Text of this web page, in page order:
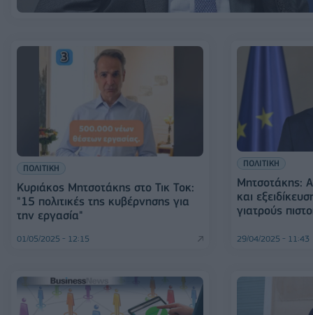
ΠΟΛΙΤΙΚΗ
Κυριάκος Μητσοτάκης στο Τικ Τοκ:
"15 πολιτικές της κυβέρνησης για
την εργασία"
01/05/2025 - 12:15
ΠΟΛΙΤΙΚΗ
Μητσοτάκης:
και
γιατρούς
29/04/2025 - 11:43